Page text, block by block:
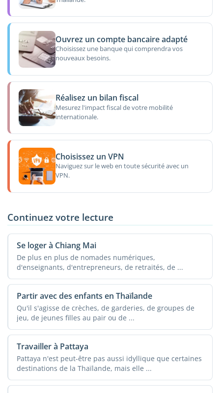
Ouvrez un compte bancaire adapté
Choisissez une banque qui comprendra vos
nouveaux besoins.
Réalisez un bilan fiscal
Mesurez l'impact fiscal de votre mobilité
internationale.
Choisissez un VPN
Naviguez sur le web en toute sécurité avec un
VPN.
Continuez votre lecture
Se loger à Chiang Mai
De plus en plus de nomades numériques,
d'enseignants, d'entrepreneurs, de retraités, de ...
Partir avec des enfants en Thaïlande
Qu'il s'agisse de crèches, de garderies, de groupes de
jeu, de jeunes filles au pair ou de ...
Travailler à Pattaya
Pattaya n'est peut-être pas aussi idyllique que certaines
destinations de la Thaïlande, mais elle ...